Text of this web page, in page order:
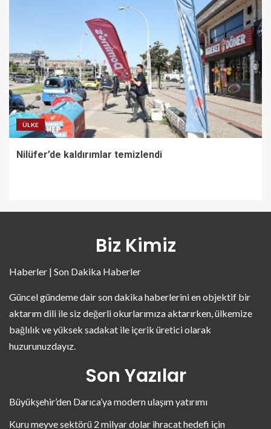
ÜLKE
Nilüfer’de kaldırımlar temizlendi
Biz Kimiz
Haberler | Son Dakika Haberler
Güncel gündeme dair son dakika haberlerini en objektif bir
aktarım dili ile siz değerli okurlarımıza aktarırken, ülkemize
bağlılık ve yüksek sadakat ile içerik üretici olarak
huzurunuzdayız.
Son Yazılar
Büyükşehir’den Darıca’ya modern ulaşım yatırımı
Kuru meyve sektörü 2 milyar dolar ihracat hedefi için